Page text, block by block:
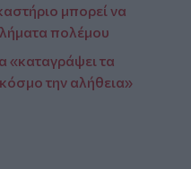
μπορεί να
πολέμου
«καταγράψει τα
την αλήθεια»